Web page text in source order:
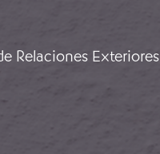
Xile
Relaciones